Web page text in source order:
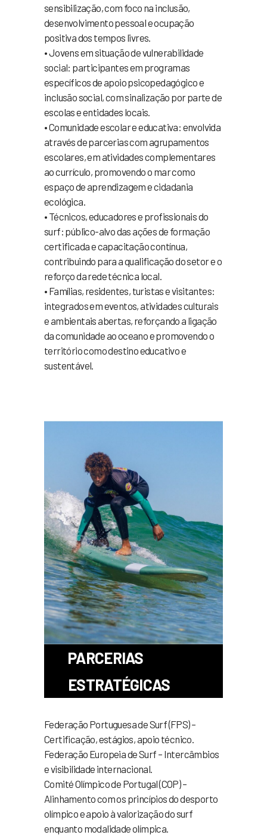
sensibilização, com foco na inclusão,
desenvolvimento pessoal e ocupação
positiva dos tempos livres.
• Jovens em situação de vulnerabilidade
social: participantes em programas
específicos de apoio psicopedagógico e
inclusão social, com sinalização por parte de
escolas e entidades locais.
• Comunidade escolar e educativa: envolvida
através de parcerias com agrupamentos
escolares, em atividades complementares
ao currículo, promovendo o mar como
espaço de aprendizagem e cidadania
ecológica.
• Técnicos, educadores e profissionais do
surf: público-alvo das ações de formação
certificada e capacitação contínua,
contribuindo para a qualificação do setor e o
reforço da rede técnica local.
• Famílias, residentes, turistas e visitantes:
integrados em eventos, atividades culturais
e ambientais abertas, reforçando a ligação
da comunidade ao oceano e promovendo o
território como destino educativo e
sustentável.
PARCERIAS
ESTRATÉGICAS
Federação Portuguesa de Surf (FPS) –
Certificação, estágios, apoio técnico.
Federação Europeia de Surf – Intercâmbios
e visibilidade internacional.
Comité Olímpico de Portugal (COP) –
Alinhamento com os princípios do desporto
olímpico e apoio à valorização do surf
enquanto modalidade olímpica.